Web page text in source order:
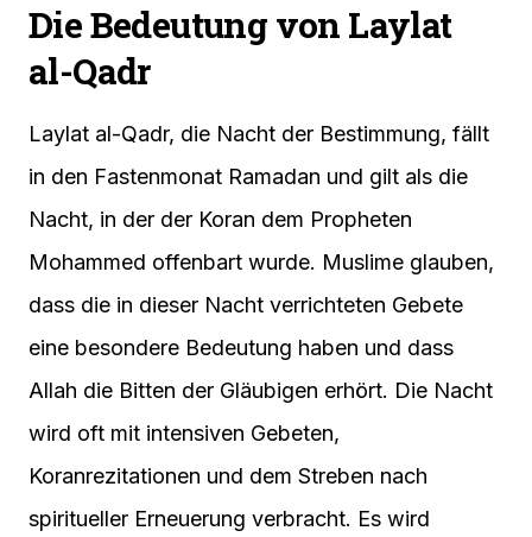
Die Bedeutung von Laylat
al-Qadr
Laylat al-Qadr, die Nacht der Bestimmung, fällt
in den Fastenmonat Ramadan und gilt als die
Nacht, in der der Koran dem Propheten
Mohammed offenbart wurde. Muslime glauben,
dass die in dieser Nacht verrichteten Gebete
eine besondere Bedeutung haben und dass
Allah die Bitten der Gläubigen erhört. Die Nacht
wird oft mit intensiven Gebeten,
Koranrezitationen und dem Streben nach
spiritueller Erneuerung verbracht. Es wird